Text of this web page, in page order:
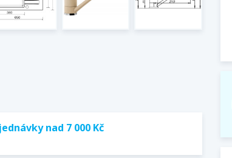
nad 7 000 Kč